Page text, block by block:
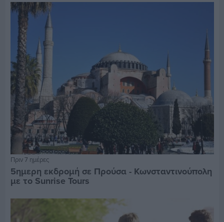
Πριν 7 ημέρες
5ημερη εκδρομή σε Προύσα - Κωνσταντινούπολη
με το Sunrise Tours